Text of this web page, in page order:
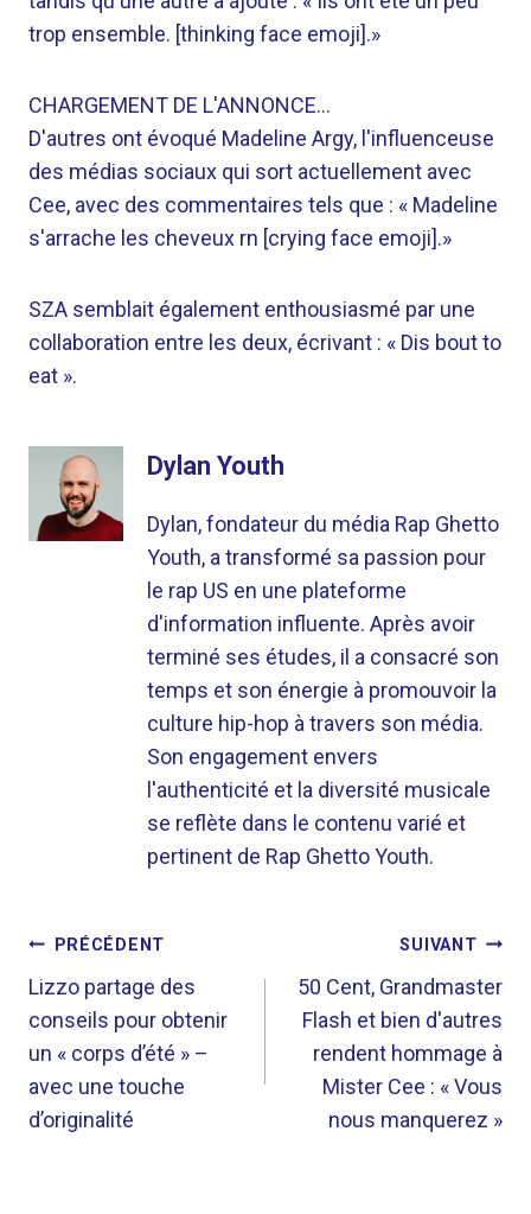
trop ensemble. [thinking face emoji].»
CHARGEMENT DE L'ANNONCE…
D'autres ont évoqué Madeline Argy, l'influenceuse
des médias sociaux qui sort actuellement avec
Cee, avec des commentaires tels que : « Madeline
s'arrache les cheveux rn [crying face emoji].»
SZA semblait également enthousiasmé par une
collaboration entre les deux, écrivant : « Dis bout to
eat ».
Dylan Youth
Dylan, fondateur du média Rap Ghetto
Youth, a transformé sa passion pour
le rap US en une plateforme
d'information influente. Après avoir
terminé ses études, il a consacré son
temps et son énergie à promouvoir la
culture hip-hop à travers son média.
Son engagement envers
l'authenticité et la diversité musicale
se reflète dans le contenu varié et
pertinent de Rap Ghetto Youth.
NAVIGATION
DE
L’ARTICLE
PRÉCÉDENT
Lizzo partage des
conseils pour obtenir
un « corps d’été » –
avec une touche
d’originalité
SUIVANT
50 Cent, Grandmaster
Flash et bien d'autres
rendent hommage à
Mister Cee : « Vous
nous manquerez »